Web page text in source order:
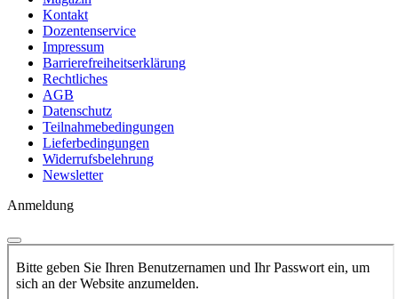
Kontakt
Dozentenservice
Impressum
Barrierefreiheitserklärung
Rechtliches
AGB
Datenschutz
Teilnahmebedingungen
Lieferbedingungen
Widerrufsbelehrung
Newsletter
Anmeldung